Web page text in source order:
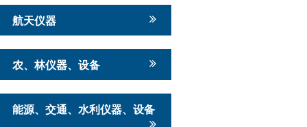
航天仪器
农、林仪器、设备
能源、交通、水利仪器、设备